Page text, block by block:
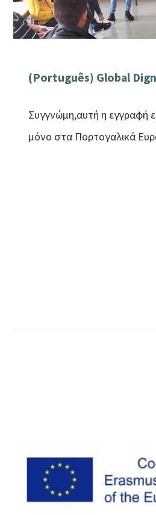
(Português) Global
Συγγνώμη,αυτή η εγγραφή
μόνο στα Πορτογαλικά